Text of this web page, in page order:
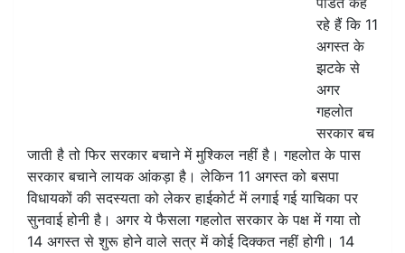
रहे हैं कि 11
अगस्त के
झटके से
अगर
गहलोत
सरकार बच
जाती है तो फिर सरकार बचाने में मुश्किल नहीं है। गहलोत के पास
सरकार बचाने लायक आंकड़ा है। लेकिन 11 अगस्त को बसपा
विधायकों की सदस्यता को लेकर हाईकोर्ट में लगाई गई याचिका पर
सुनवाई होनी है। अगर ये फैसला गहलोत सरकार के पक्ष में गया तो
14 अगस्त से शुरू होने वाले सत्र में कोई दिक्कत नहीं होगी। 14